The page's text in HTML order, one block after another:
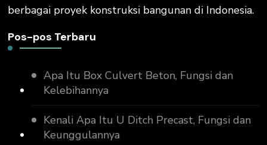
berbagai proyek konstruksi bangunan di Indonesia.
Pos-pos Terbaru
Apa Itu Box Culvert Beton, Fungsi dan
Kelebihannya
Kenali Apa Itu U Ditch Precast, Fungsi dan
Keunggulannya